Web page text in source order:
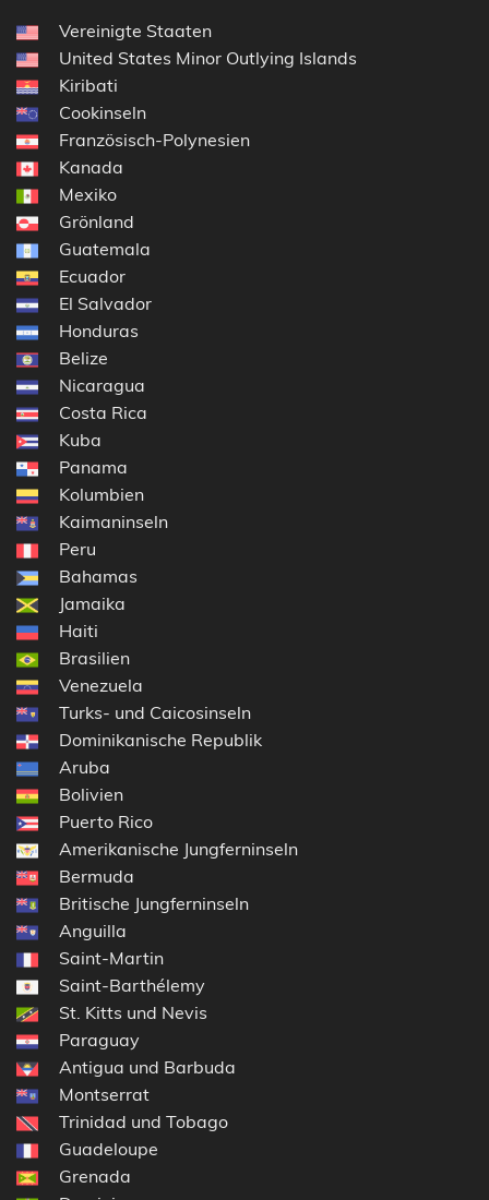
Vereinigte Staaten
United States Minor Outlying Islands
Kiribati
Cookinseln
Französisch-Polynesien
Kanada
Mexiko
Grönland
Guatemala
Ecuador
El Salvador
Honduras
Belize
Nicaragua
Costa Rica
Kuba
Panama
Kolumbien
Kaimaninseln
Peru
Bahamas
Jamaika
Haiti
Brasilien
Venezuela
Turks- und Caicosinseln
Dominikanische Republik
Aruba
Bolivien
Puerto Rico
Amerikanische Jungferninseln
Bermuda
Britische Jungferninseln
Anguilla
Saint-Martin
Saint-Barthélemy
St. Kitts und Nevis
Paraguay
Antigua und Barbuda
Montserrat
Trinidad und Tobago
Guadeloupe
Grenada